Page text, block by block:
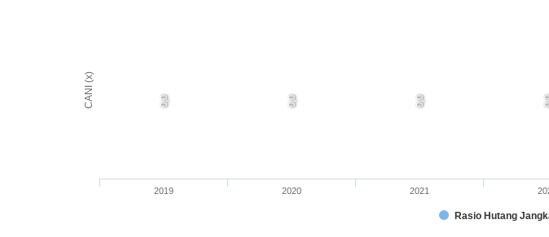
CANI (x) 0,0 0,0 0,0
Rasio Hutang
2019 2020 2021